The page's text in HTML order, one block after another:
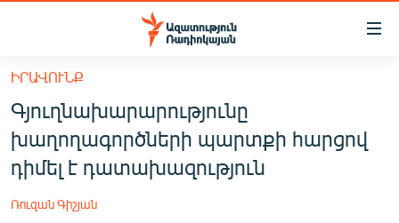
Մատչելիության
հիմնական
բովանդակությանը
Անցնել
հիմնական
մենյուին
ՀԱՅԱՍՏԱՆ
ՔԱՂԱՔԱԿԱՆ
ԻՐԱՎՈՒՆՔ
Գյուղնախարարությունը
խաղողագործների պարտքի հարցով
դիմել է դատախազություն
Ռուզան Գիշյան